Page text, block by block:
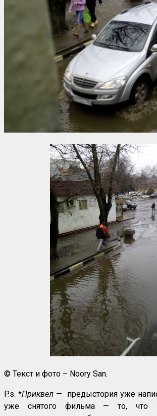
© Текст и фото – Noory San.
P.s. *Приквел — предыстория уже
уже снятого фильма — то, что